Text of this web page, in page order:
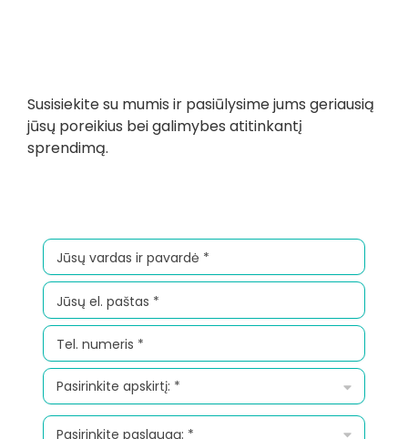
Susisiekite su mumis ir pasiūlysime jums geriausią
jūsų poreikius bei galimybes atitinkantį
sprendimą.